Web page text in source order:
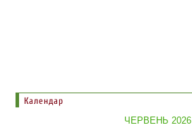
Календар
ЧЕРВЕНЬ 2026